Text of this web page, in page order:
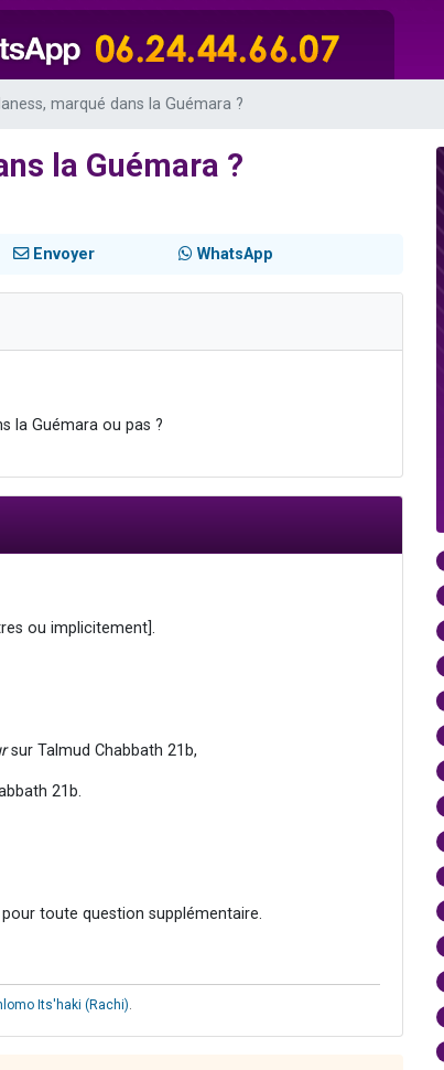
dans Torah-Box Music
marqué dans la Guémara ?
la Guémara ?
Envoyer WhatsApp
la Guémara ou pas ?
ou implicitement].
sur Talmud Chabbath 21b,
21b.
toute question supplémentaire.
Its'haki (Rachi)